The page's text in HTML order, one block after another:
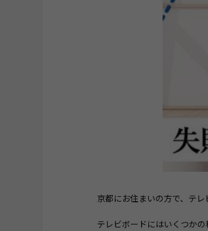
京都にお住まいの方で、テ
テレビボードにはいくつか